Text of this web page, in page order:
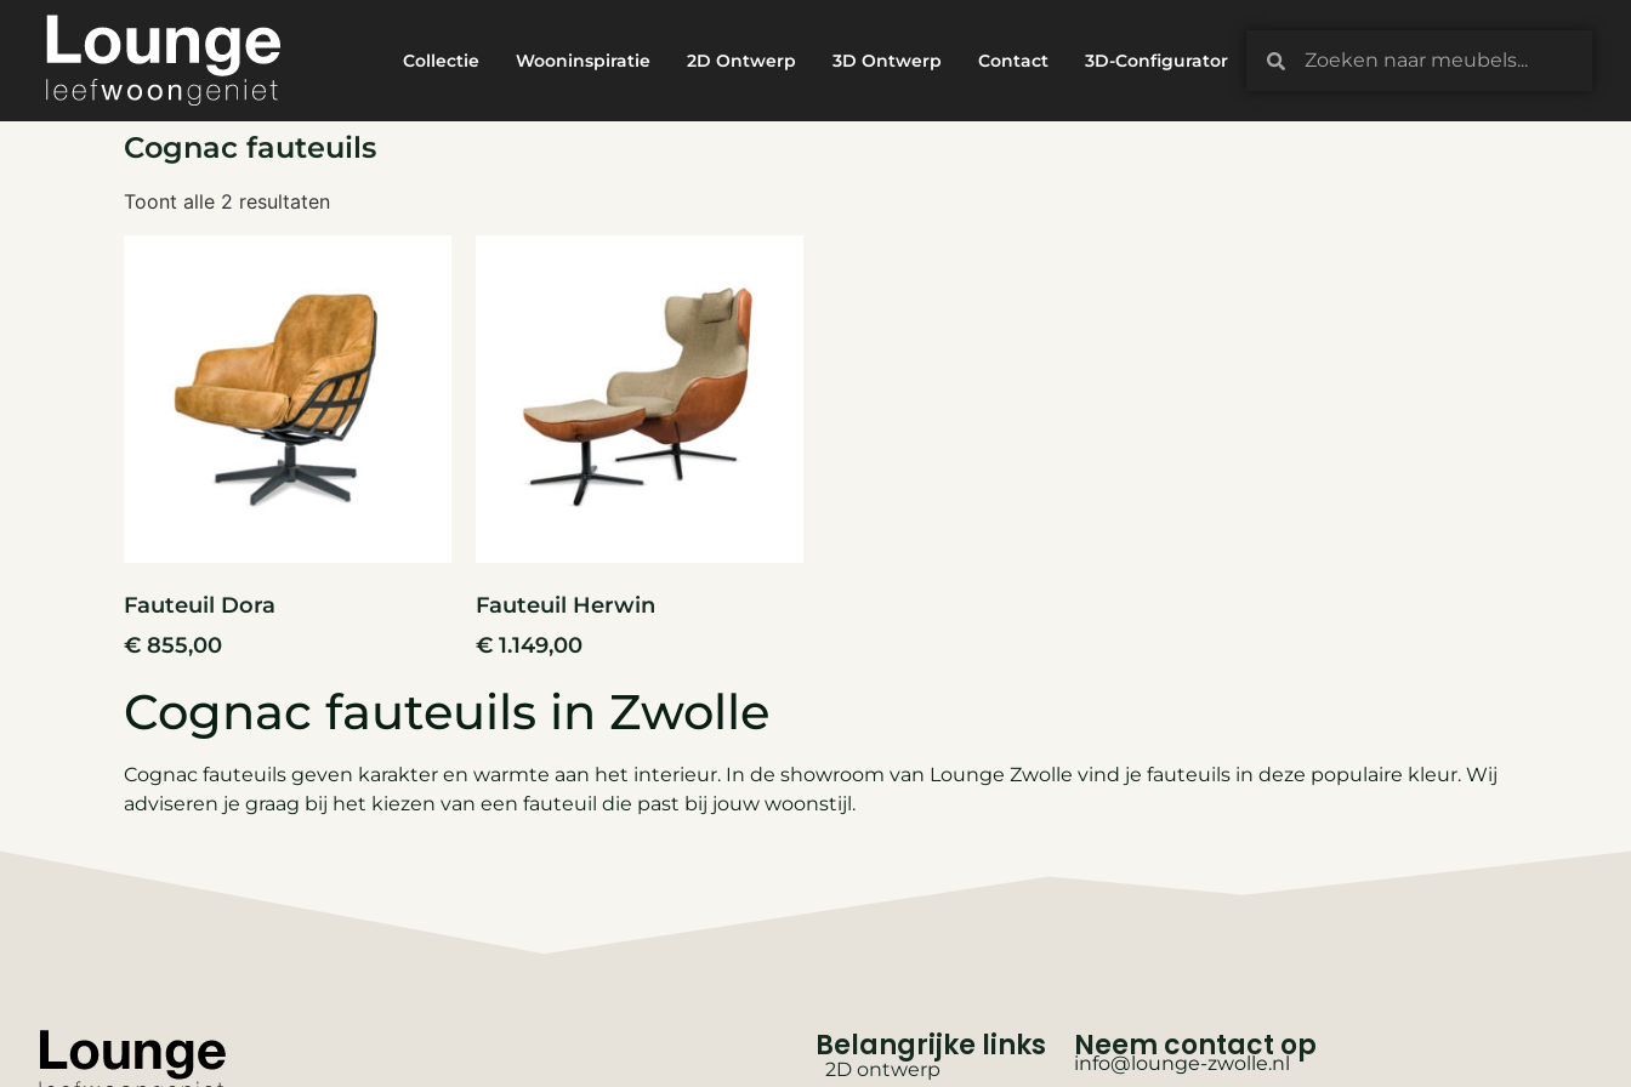
Collectie Wooninspiratie 2D Ontwerp 3D Ontwerp Contact 3D-Configurator
Cognac fauteuils
Toont alle 2 resultaten
Fauteuil Dora
€ 855,00
Fauteuil Herwin
€ 1.149,00
Cognac fauteuils in Zwolle
Cognac fauteuils geven karakter en warmte aan het interieur. In de showroom van Lounge Zwolle vind je fauteuils in deze populaire kleur. Wij
adviseren je graag bij het kiezen van een fauteuil die past bij jouw woonstijl.
Belangrijke links
2D ontwerp
Neem contact op
info@lounge-zwolle.nl